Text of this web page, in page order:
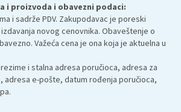
i proizvoda i obavezni podaci:
i sadrže PDV. Zakupodavac je poreski
novog cenovnika. Obaveštenje o
Važeća cena je ona koja je aktuelna u
i stalna adresa poručioca, adresa za
e-pošte, datum rođenja poručioca,